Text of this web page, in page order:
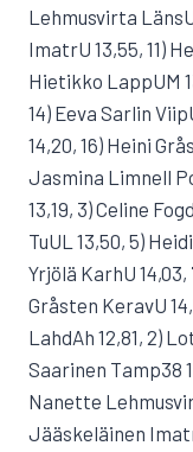
Lehmusvirta
ImatrU 13,55, 11)
Hietikko LappUM
14) Eeva Sarlin
14,20, 16) Heini
Jasmina Limnell
13,19, 3) Celine
TuUL 13,50, 5)
Yrjölä KarhU 14,03,
Gråsten KeravU
LahdAh 12,81, 2)
Saarinen Tamp38
Nanette
Jääskeläinen